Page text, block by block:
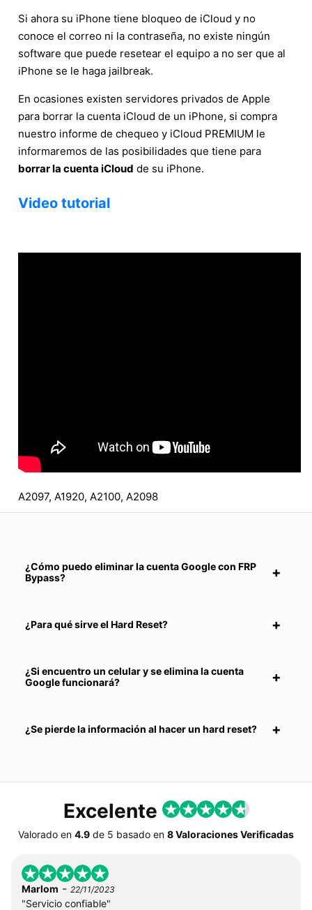
Si ahora su iPhone tiene bloqueo de iCloud y no
conoce el correo ni la contraseña, no existe ningún
software que puede resetear el equipo a no ser que al
iPhone se le haga jailbreak.
En ocasiones existen servidores privados de Apple
para borrar la cuenta iCloud de un iPhone, si compra
nuestro informe de chequeo y iCloud PREMIUM le
informaremos de las posibilidades que tiene para
borrar la cuenta iCloud de su iPhone.
Video tutorial
A2097, A1920, A2100, A2098
¿Cómo puedo eliminar la cuenta Google con FRP
Bypass?
¿Para qué sirve el Hard Reset?
¿Si encuentro un celular y se elimina la cuenta
Google funcionará?
¿Se pierde la información al hacer un hard reset?
Excelente
Valorado en 4.9 de 5 basado en 8 Valoraciones Verificadas
Marlom - 22/11/2023
"Servicio confiable"